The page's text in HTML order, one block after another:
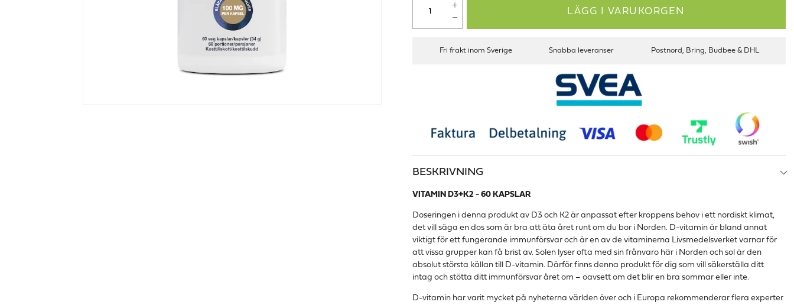
LÄGG I VARUKORGEN
Fri frakt inom Sverige Snabba leveranser Postnord, Bring, Budbee & DHL
BESKRIVNING
VITAMIN D3+K2 - 60 KAPSLAR
Doseringen i denna produkt av D3 och K2 är anpassat efter kroppens behov i ett nordiskt klimat,
det vill säga en dos som är bra att äta året runt om du bor i Norden. D-vitamin är bland annat
viktigt för ett fungerande immunförsvar och är en av de vitaminerna Livsmedelsverket varnar för
att vissa grupper kan få brist av. Solen lyser ofta med sin frånvaro här i Norden och sol är den
absolut största källan till D-vitamin. Därför finns denna produkt för dig som vill säkerställa ditt
intag och stötta ditt immunförsvar året om – oavsett om det blir en bra sommar eller inte.
D-vitamin har varit mycket på nyheterna världen över och i Europa rekommenderar flera experter